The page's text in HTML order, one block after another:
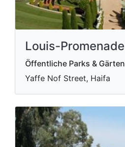
Louis-Promenade
Öffentliche Parks & Gärten
Yaffe Nof Street, Haifa